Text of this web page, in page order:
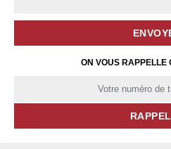
ON VOUS RAPPELLE